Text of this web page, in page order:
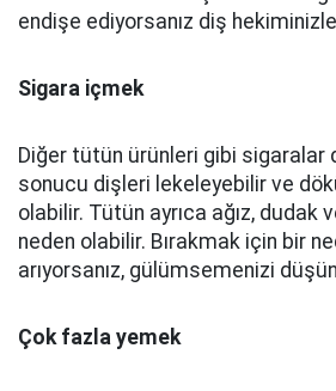
endişe ediyorsanız diş
Sigara içmek
Diğer tütün ürünleri gibi sigaralar
sonucu dişleri lekeleyebilir ve
olabilir. Tütün ayrıca ağız, dudak
neden olabilir. Bırakmak için bir
arıyorsanız, gülümsemenizi
Çok fazla yemek